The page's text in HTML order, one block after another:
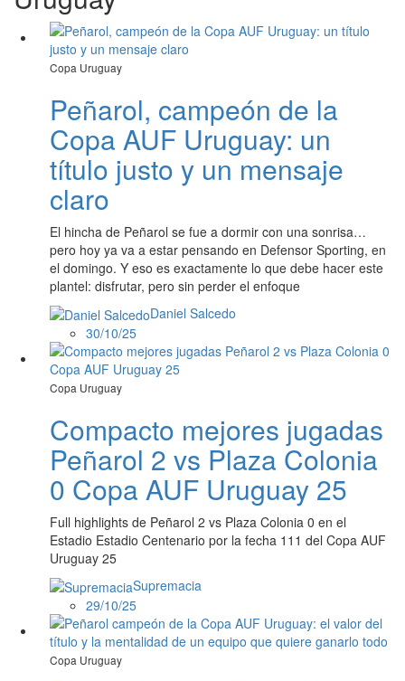
Copa Uruguay
Peñarol, campeón de la
Copa AUF Uruguay: un
título justo y un mensaje
claro
El hincha de Peñarol se fue a dormir con una sonrisa…
pero hoy ya va a estar pensando en Defensor Sporting, en
el domingo. Y eso es exactamente lo que debe hacer este
plantel: disfrutar, pero sin perder el enfoque
Daniel Salcedo
30/10/25
Copa Uruguay
Compacto mejores jugadas
Peñarol 2 vs Plaza Colonia
0 Copa AUF Uruguay 25
Full highlights de Peñarol 2 vs Plaza Colonia 0 en el
Estadio Estadio Centenario por la fecha 111 del Copa AUF
Uruguay 25
Supremacia
29/10/25
Copa Uruguay